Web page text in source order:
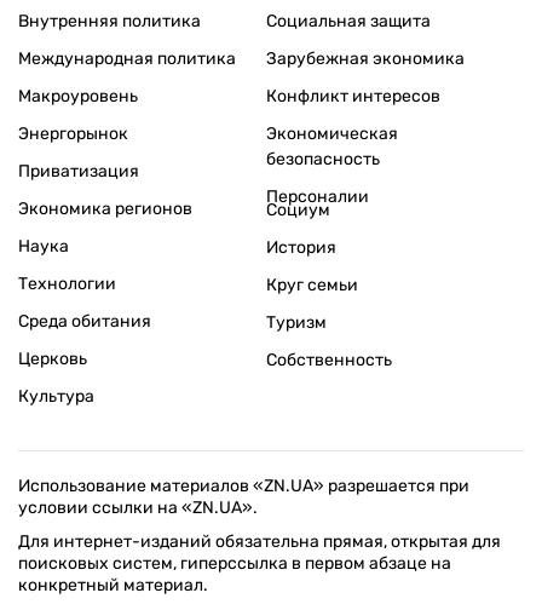
Внутренняя политика
Международная политика
Макроуровень
Энергорынок
Приватизация
Экономика регионов
Социальная защита
Зарубежная экономика
Конфликт интересов
Экономическая
безопасность
Персоналии
Наука
Технологии
Среда обитания
Церковь
Культура
Социум
История
Круг семьи
Туризм
Собственность
Использование материалов «ZN.UA» разрешается при
условии ссылки на «ZN.UA».
Для интернет-изданий обязательна прямая, открытая для
поисковых систем, гиперссылка в первом абзаце на
конкретный материал.